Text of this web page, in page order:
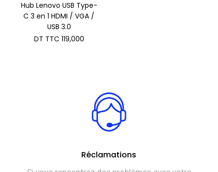
Hub Lenovo USB Type-
C 3 en 1 HDMI / VGA /
USB 3.0
DT TTC 119,000
Réclamations